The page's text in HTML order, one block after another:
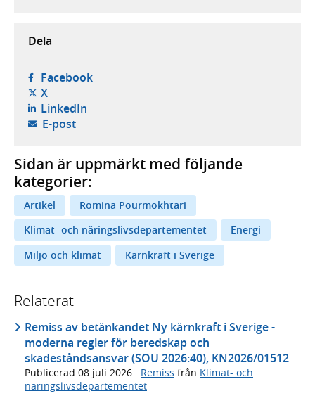
Dela
Facebook- öppnas i ny flik, extern webbplats,
X- öppnas i ny flik, extern webbplats,
LinkedIn- öppnas i ny flik, extern webbplats,
E-post- öppnar din e-postklient,
Sidan är uppmärkt med följande
kategorier:
Artikel
Romina Pourmokhtari
Klimat- och näringslivsdepartementet
Energi
Miljö och klimat
Kärnkraft i Sverige
Relaterat
Remiss av betänkandet Ny kärnkraft i Sverige -
moderna regler för beredskap och
skadeståndsansvar (SOU 2026:40), KN2026/01512
Publicerad 08 juli 2026 · Remiss från Klimat- och
näringslivsdepartementet